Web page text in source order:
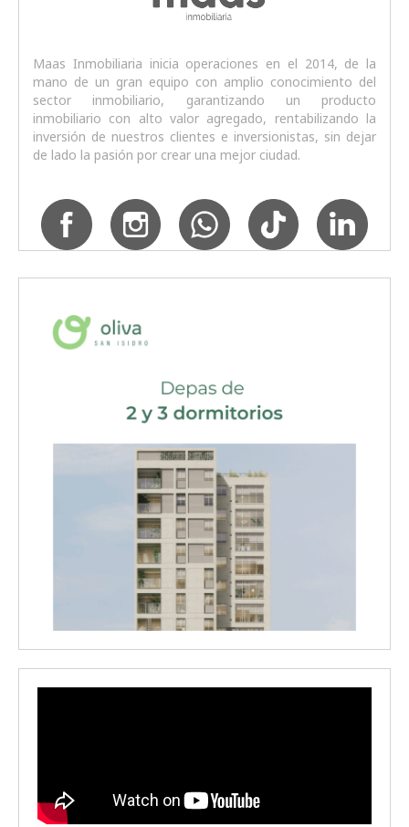
Maas Inmobiliaria inicia operaciones en el 2014, de la
mano de un gran equipo con amplio conocimiento del
sector inmobiliario, garantizando un producto
inmobiliario con alto valor agregado, rentabilizando la
inversión de nuestros clientes e inversionistas, sin dejar
de lado la pasión por crear una mejor ciudad.